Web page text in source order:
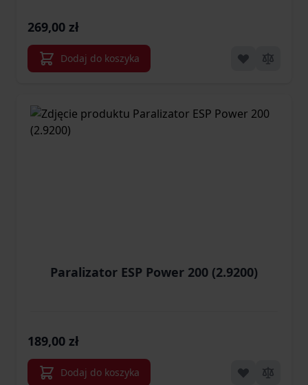
269,00 zł
Dodaj do koszyka
Paralizator ESP Power 200 (2.9200)
189,00 zł
Dodaj do koszyka